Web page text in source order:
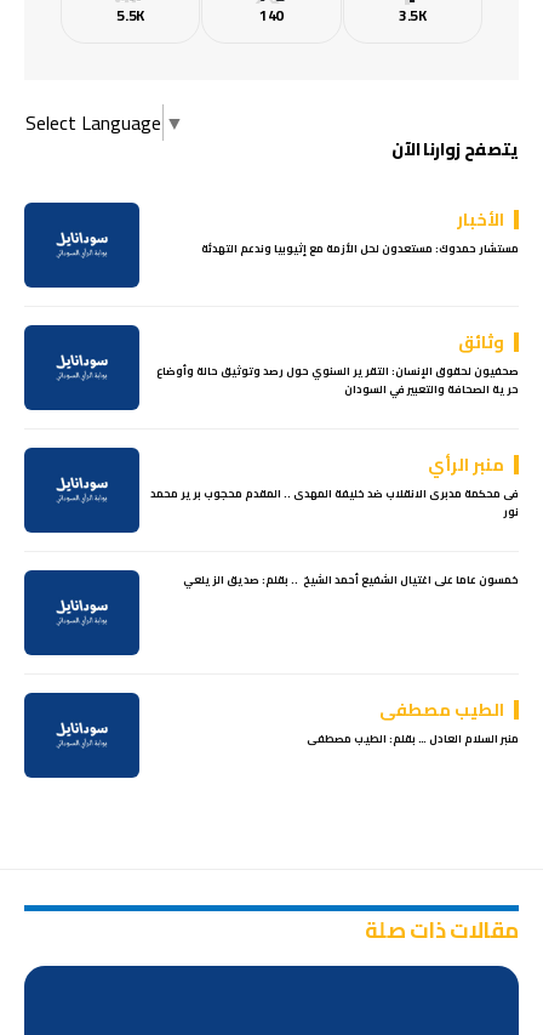
3.5K
140
5.5K
Select Language ▼
يتصفح زوارنا الآن
الأخبار
مستشار حمدوك: مستعدون لحل الأزمة مع إثيوبيا وندعم التهدئة
وثائق
صحفيون لحقوق الإنسان: التقرير السنوي حول رصد وتوثيق حالة وأوضاع
حرية الصحافة والتعبير في السودان
منبر الرأي
فى محكمة مدبرى الانقلاب ضد خليفة المهدى .. المقدم محجوب برير محمد
نور
خمسون عاما على اغتيال الشفيع أحمد الشيخ .. بقلم: صديق الزيلعي
الطيب مصطفى
منبر السلام العادل … بقلم: الطيب مصطفى
مقالات ذات صلة